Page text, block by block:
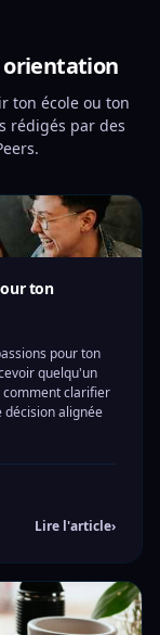
orientation
ton école ou ton
rédigés par des
ton
pour ton
quelqu'un
comment clarifier
alignée
Lire l'article›